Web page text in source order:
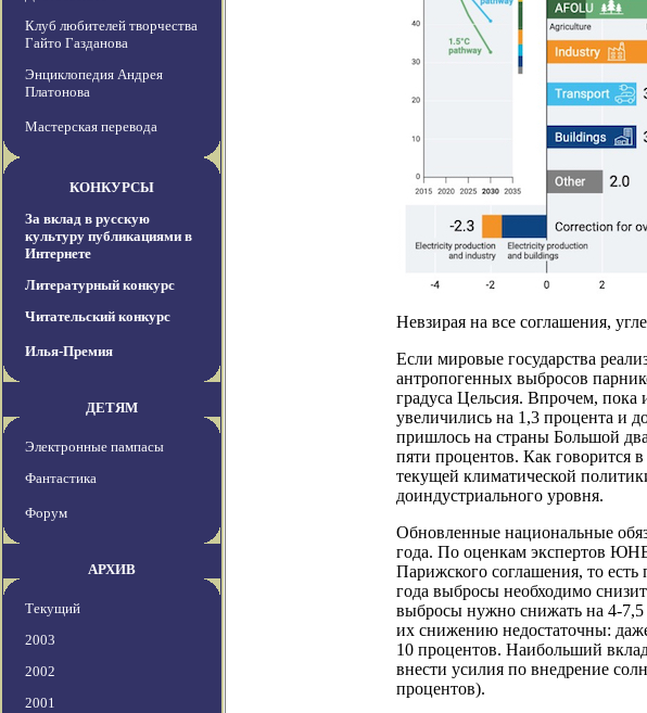
Клуб любителей творчества
Гайто Газданова
Энциклопедия Андрея
Платонова
Мастерская перевода
КОНКУРСЫ
За вклад в русскую
культуру публикациями в
Интернете
Литературный конкурс
Читательский конкурс
Илья-Премия
ДЕТЯМ
Электронные пампасы
Фантастика
Форум
АРХИВ
Текущий
2003
2002
2001
Невзирая на все соглашения,
Если мировые государства
антропогенных выбросов
градуса Цельсия. Впрочем, пока
увеличились на 1,3 процента и
пришлось на страны Большой
пяти процентов. Как говорится
текущей климатической
доиндустриального уровня.
Обновленные национальные
года. По оценкам экспертов
Парижского соглашения, то есть
года выбросы необходимо
выбросы нужно снижать на 4-7,5
их снижению недостаточны:
10 процентов. Наибольший
внести усилия по внедрение
процентов).